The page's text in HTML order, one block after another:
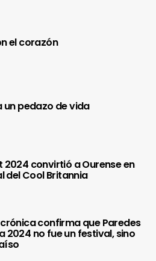
el corazón
un pedazo de vida
2024 convirtió a Ourense en
del Cool Britannia
confirma que Paredes
2024 no fue un festival, sino